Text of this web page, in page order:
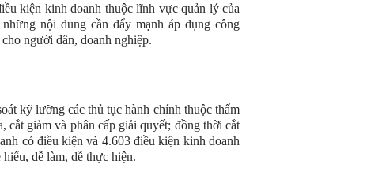
kiện kinh doanh thuộc lĩnh vực quản lý của
nội dung cần đẩy mạnh áp dụng công
người dân, doanh nghiệp.
kỹ lưỡng các thủ tục hành chính thuộc thẩm
cắt giảm và phân cấp giải quyết; đồng thời cắt
có điều kiện và 4.603 điều kiện kinh doanh
dễ làm, dễ thực hiện.